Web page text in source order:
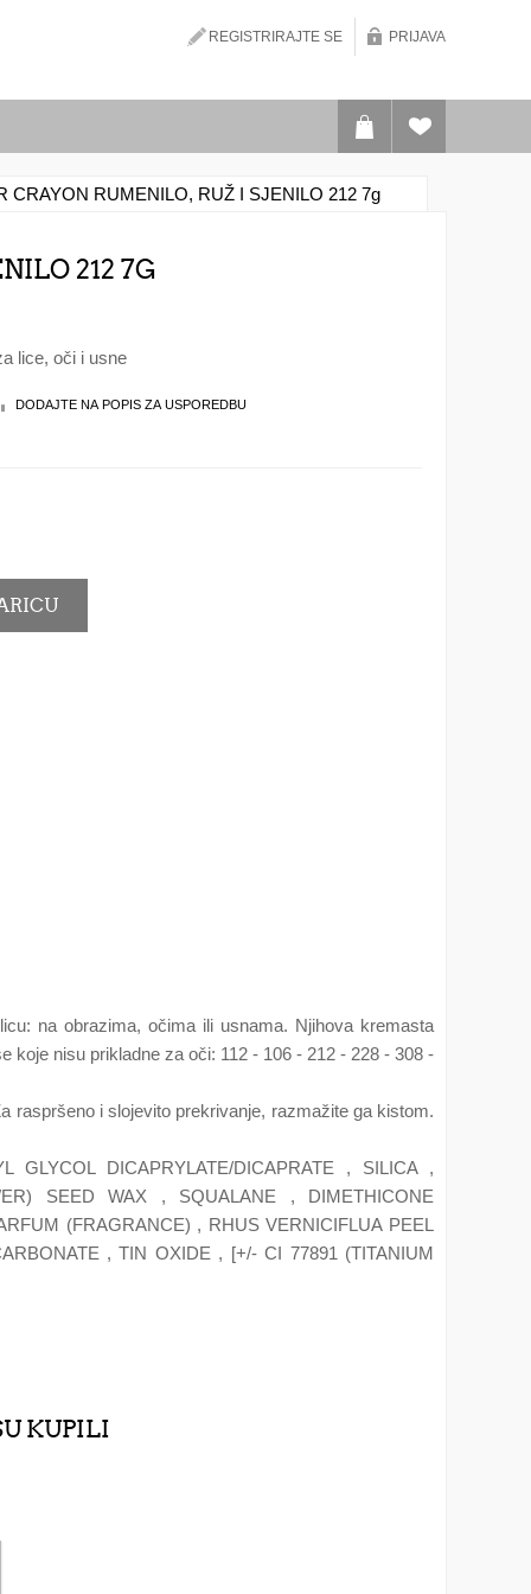
REGISTRIRAJTE SE PRIJAVA
CRAYON RUMENILO, RUŽ I SJENILO 212 7g
212 7G
lice, oči i usne
na obrazima, očima ili usnama. Njihova kremasta
nisu prikladne za oči: 112 - 106 - 212 - 228 - 308 -
raspršeno i slojevito prekrivanje, razmažite ga kistom.
DICAPRYLATE/DICAPRATE , SILICA ,
SEED WAX , SQUALANE , DIMETHICONE
(FRAGRANCE) , RHUS VERNICIFLUA PEEL
, TIN OXIDE , [+/- CI 77891 (TITANIUM
KUPILI